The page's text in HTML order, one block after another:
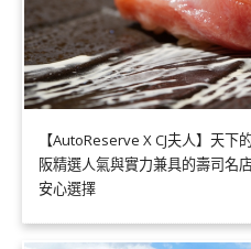
【AutoReserve X CJ夫人】天
阪精選人氣與實力兼具的壽司名
安心選擇